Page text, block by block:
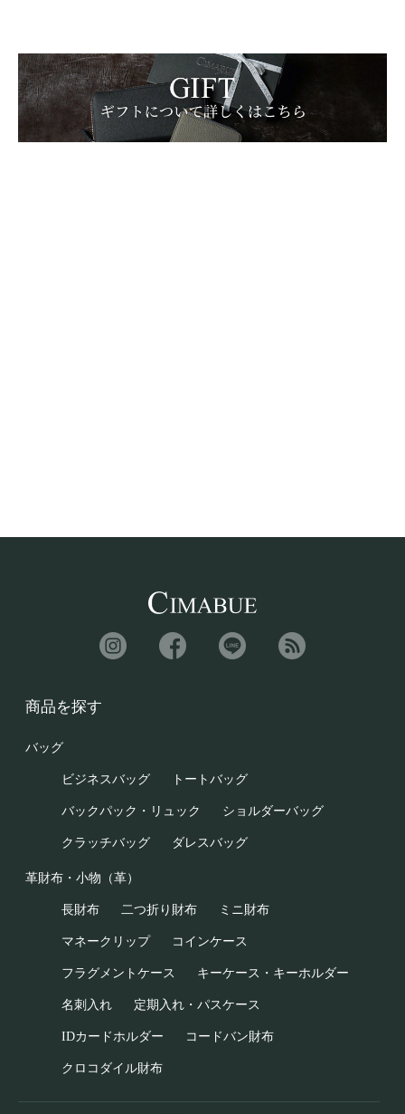
商品を探す
バッグ
ビジネスバッグ トートバッグ
バックパック・リュック ショルダーバッグ
クラッチバッグ ダレスバッグ
革財布・小物（革）
長財布 二つ折り財布 ミニ財布
マネークリップ コインケース
フラグメントケース キーケース・キーホルダー
名刺入れ 定期入れ・パスケース
IDカードホルダー コードバン財布
クロコダイル財布